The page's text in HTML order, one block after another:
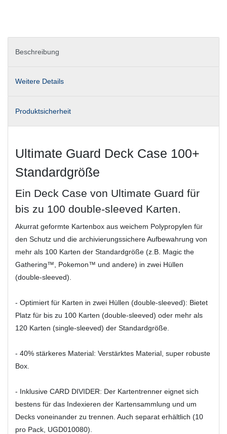
Beschreibung
Weitere Details
Produktsicherheit
Ultimate Guard Deck Case 100+
Standardgröße
Ein Deck Case von Ultimate Guard für
bis zu 100 double-sleeved Karten.
Akurrat geformte Kartenbox aus weichem Polypropylen für
den Schutz und die archivierungssichere Aufbewahrung von
mehr als 100 Karten der Standardgröße (z.B. Magic the
Gathering™, Pokemon™ und andere) in zwei Hüllen
(double-sleeved).
- Optimiert für Karten in zwei Hüllen (double-sleeved): Bietet
Platz für bis zu 100 Karten (double-sleeved) oder mehr als
120 Karten (single-sleeved) der Standardgröße.
- 40% stärkeres Material: Verstärktes Material, super robuste
Box.
- Inklusive CARD DIVIDER: Der Kartentrenner eignet sich
bestens für das Indexieren der Kartensammlung und um
Decks voneinander zu trennen. Auch separat erhältlich (10
pro Pack, UGD010080).